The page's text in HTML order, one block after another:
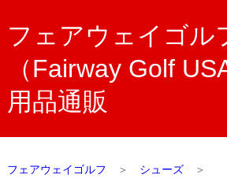
フェアウェイゴル
（Fairway Golf
用品通販
フェアウェイゴルフ ＞ シューズ＞